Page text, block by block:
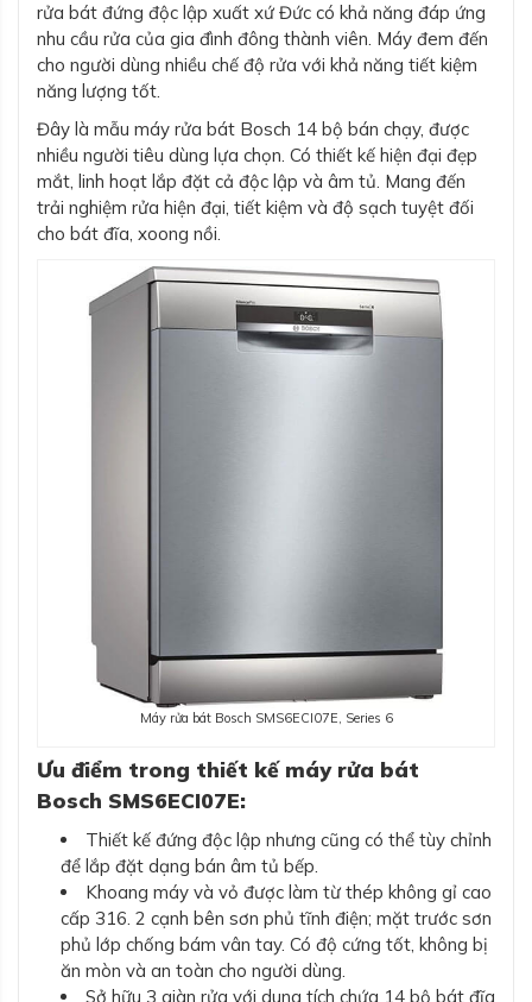
rửa bát đứng độc lập xuất xứ Đức có khả năng đáp ứng
nhu cầu rửa của gia đình đông thành viên. Máy đem đến
cho người dùng nhiều chế độ rửa với khả năng tiết kiệm
năng lượng tốt.
Đây là mẫu máy rửa bát Bosch 14 bộ bán chạy, được
nhiều người tiêu dùng lựa chọn. Có thiết kế hiện đại đẹp
mắt, linh hoạt lắp đặt cả độc lập và âm tủ. Mang đến
trải nghiệm rửa hiện đại, tiết kiệm và độ sạch tuyệt đối
cho bát đĩa, xoong nồi.
Máy rửa bát Bosch SMS6ECI07E, Series 6
Ưu điểm trong thiết kế máy rửa bát
Bosch SMS6ECI07E:
Thiết kế đứng độc lập nhưng cũng có thể tùy chỉnh
để lắp đặt dạng bán âm tủ bếp.
Khoang máy và vỏ được làm từ thép không gỉ cao
cấp 316. 2 cạnh bên sơn phủ tĩnh điện; mặt trước sơn
phủ lớp chống bám vân tay. Có độ cứng tốt, không bị
ăn mòn và an toàn cho người dùng.
Sở hữu 3 giàn rửa với dung tích chứa 14 bộ bát đĩa